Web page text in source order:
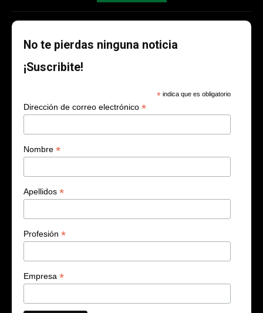
No te pierdas ninguna noticia
¡Suscribite!
* indica que es obligatorio
Dirección de correo electrónico *
Nombre *
Apellidos *
Profesión *
Empresa *